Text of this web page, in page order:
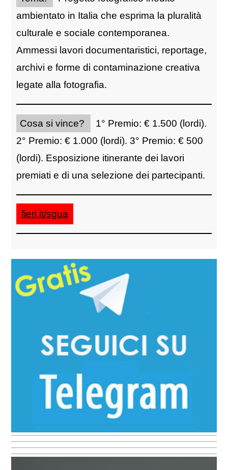
ambientato in Italia che esprima la pluralità
culturale e sociale contemporanea.
Ammessi lavori documentaristici, reportage,
archivi e forme di contaminazione creativa
legate alla fotografia.
Cosa si vince?
1° Premio: € 1.500 (lordi).
2° Premio: € 1.000 (lordi). 3° Premio: € 500
(lordi). Esposizione itinerante dei lavori
premiati e di una selezione dei partecipanti.
fieri.it/sgua